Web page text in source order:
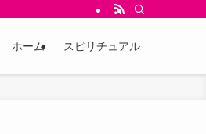
ホーム スピリチュアル